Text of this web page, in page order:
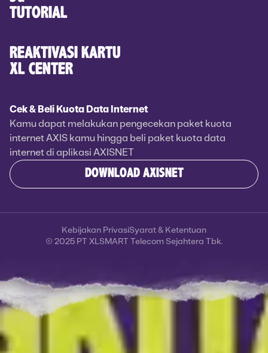
TUTORIAL
REAKTIVASI KARTU
XL CENTER
Cek & Beli Kuota Data Internet
Kamu dapat melakukan pengecekan paket kuota
internet AXIS kamu hingga beli paket kuota data
internet di aplikasi AXISNET
DOWNLOAD AXISNET
© 2025 PT XLSMART Telecom Sejahtera Tbk.
Kebijakan PrivasiSyarat & Ketentuan